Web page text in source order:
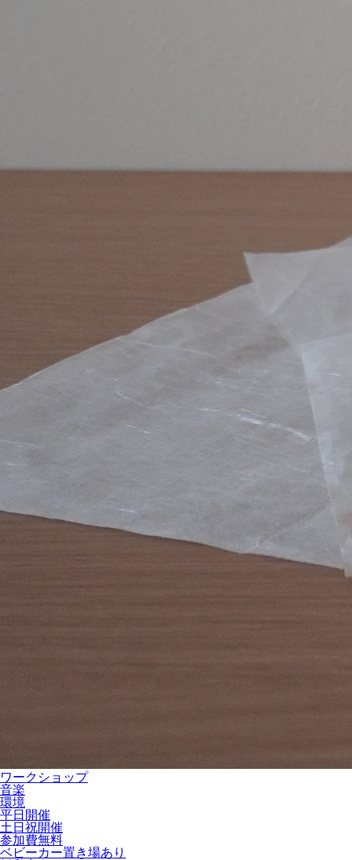
ワークショップ
音楽
環境
平日開催
土日祝開催
参加費無料
ベビーカー置き場あり